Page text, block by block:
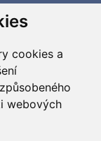
cookies a
webových